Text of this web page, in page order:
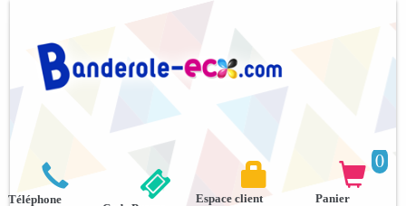

Téléphone
0

Panier

Espace client